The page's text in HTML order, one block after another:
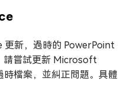
更新，過時的 PowerPoint
請嘗試更新 Microsoft
檔案，並糾正問題。具體